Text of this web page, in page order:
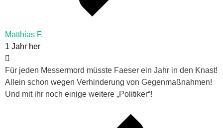
Matthias F.
1 Jahr her
Für jeden Messermord müsste Faeser ein Jahr in den Knast!
Allein schon wegen Verhinderung von Gegenmaßnahmen!
Und mit ihr noch einige weitere „Politiker“!